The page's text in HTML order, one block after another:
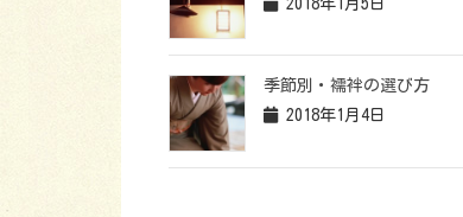
季節別・襦袢の選び方
2018年1月4日